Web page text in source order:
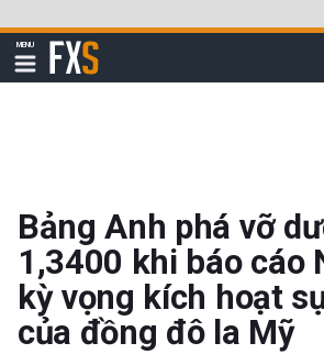
qua
đi
MENU
Hiển
thị
FXStreet
Bảng Anh phá vỡ
1,3400 khi báo cáo
kỳ vọng kích hoạt
của đồng đô la Mỹ